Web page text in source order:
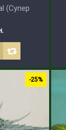
(Супер
-25%